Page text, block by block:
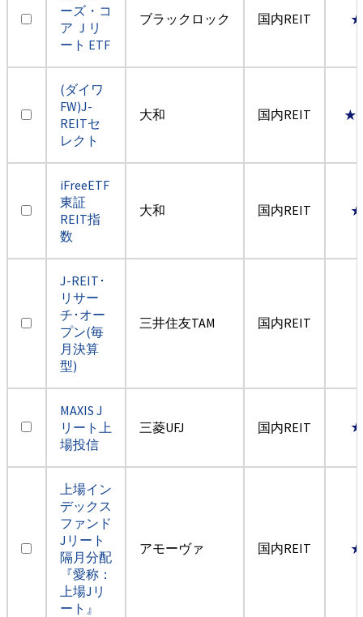
ーズ・コ
ア Ｊリ
ート ETF
ブラックロック 国内REIT
(ダイワ
FW)J-
REITセ
レクト
大和 国内REIT
iFreeETF
東証
REIT指
数
大和 国内REIT
J-REIT･
リサー
チ･オー
プン(毎
月決算
型)
三井住友TAM 国内REIT
MAXIS J
リート上
場投信
三菱UFJ 国内REIT
上場イン
デックス
ファンド
Jリート
隔月分配
『愛称：
上場Jリ
ート』
アモーヴァ 国内REIT